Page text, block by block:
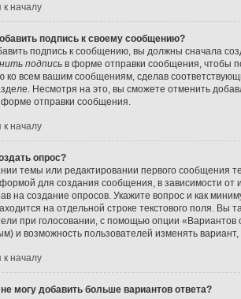
к началу
подпись к своему сообщению?
подпись к сообщению, вы должны сначала
подписьв форме отправки сообщения, чтобы
ко всем вашим сообщениям, сделав
Несмотря на это, вы сможете отменить
отправки сообщения.
к началу
опрос?
темы или редактировании первого сообщения
для создания сообщения, в зависимости от
на создание опросов. Укажите вопрос и как
на отдельной строке текстового поля. Вы
при голосовании, с помощью опции «Вариантов
и возможность пользователей изменять
к началу
могу добавить больше вариантов ответа?